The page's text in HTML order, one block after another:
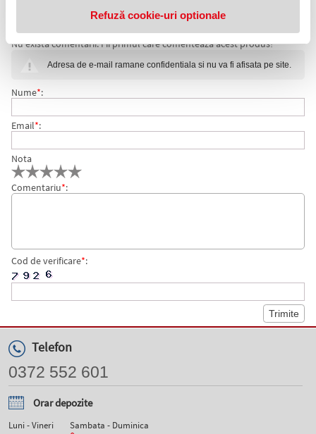
Refuză cookie-uri optionale
COMENTARII MARKER PENTRU TABLE SI FLIPCHARTURI
DIN STICLA, VARF ROTUND 3 MM, STANDARD, 4
Nu exista comentarii. Fii primul care comenteaza acest produs!
Adresa de e-mail ramane confidentiala si nu va fi afisata pe site.
Nume*:
Email*:
Nota
Comentariu*:
Cod de verificare*:
Telefon
0372 552 601
Orar depozite
Luni - Vineri Sambata - Duminica